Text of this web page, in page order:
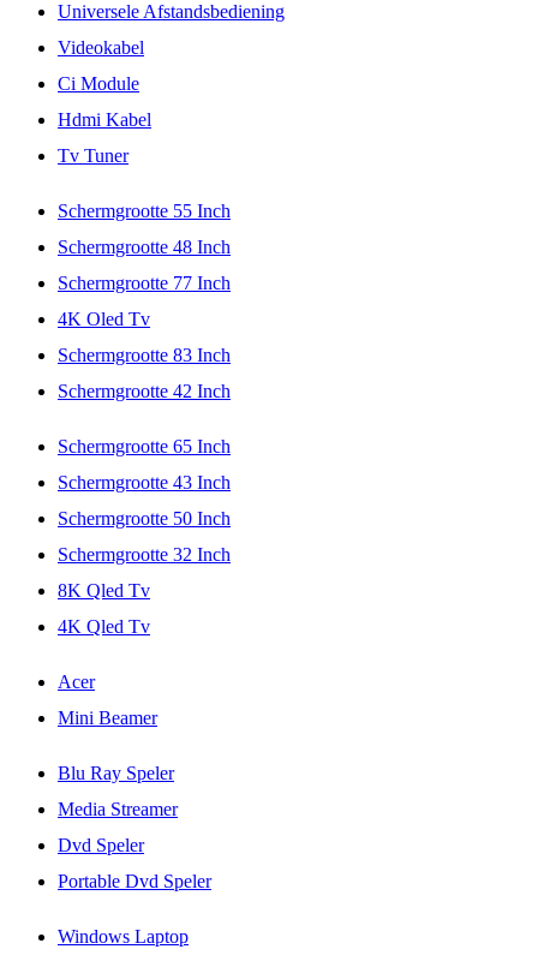
Universele Afstandsbediening
Videokabel
Ci Module
Hdmi Kabel
Tv Tuner
Schermgrootte 55 Inch
Schermgrootte 48 Inch
Schermgrootte 77 Inch
4K Oled Tv
Schermgrootte 83 Inch
Schermgrootte 42 Inch
Schermgrootte 65 Inch
Schermgrootte 43 Inch
Schermgrootte 50 Inch
Schermgrootte 32 Inch
8K Qled Tv
4K Qled Tv
Acer
Mini Beamer
Blu Ray Speler
Media Streamer
Dvd Speler
Portable Dvd Speler
Windows Laptop